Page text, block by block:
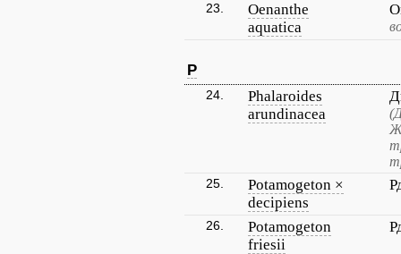
23.
Oenanthe
aquatica
P
24.
Phalaroides
arundinacea
25.
Potamogeton ×
decipiens
26.
Potamogeton
friesii